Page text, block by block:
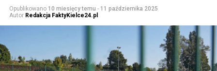
Opublikowano 10 miesięcy temu - 11 października 2025
Autor Redakcja FaktyKielce24.pl